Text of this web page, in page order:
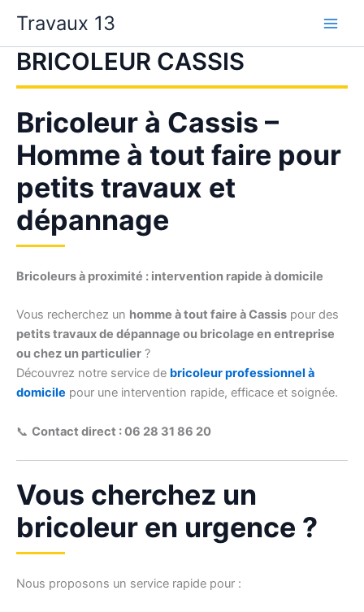
contenu
Travaux 13
BRICOLEUR CASSIS
Bricoleur à Cassis –
Homme à tout faire pour
petits travaux et
dépannage
Bricoleurs à proximité : intervention rapide à domicile
Vous recherchez un homme à tout faire à Cassis pour des
petits travaux de dépannage ou bricolage en entreprise
ou chez un particulier ?
Découvrez notre service de bricoleur professionnel à
domicile pour une intervention rapide, efficace et soignée.
📞 Contact direct : 06 28 31 86 20
Vous cherchez un
bricoleur en urgence ?
Nous proposons un service rapide pour :